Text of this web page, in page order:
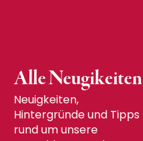
Alle Neugikeiten
Neuigkeiten,
Hintergründe und Tipps
rund um unsere